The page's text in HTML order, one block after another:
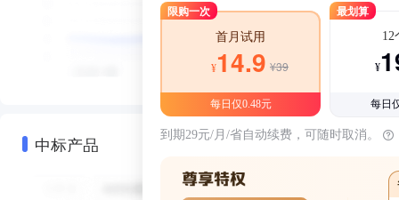
中标产品
限购一次
首月试用
¥14.9 ¥39
每日仅0.48元
最划算
12
¥
每日
到期29元/月/省自动续费，可随时取消。